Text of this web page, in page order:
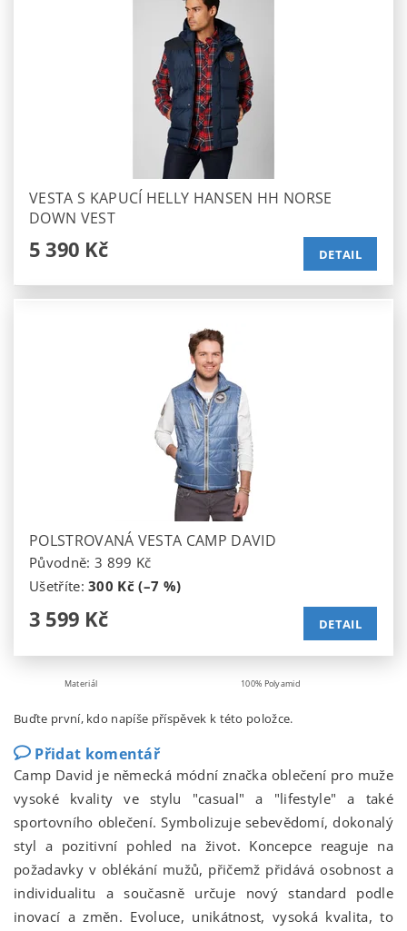
VESTA S KAPUCÍ HELLY HANSEN HH NORSE
DOWN VEST
5 390 Kč DETAIL
POLSTROVANÁ VESTA CAMP DAVID
Původně: 3 899 Kč
Ušetříte:300 Kč (–7 %)
3 599 Kč DETAIL
Materiál 100% Polyamid
Buďte první, kdo napíše příspěvek k této položce.
Přidat komentář
Camp David je německá módní značka oblečení pro muže
vysoké kvality ve stylu "casual" a "lifestyle" a také
sportovního oblečení. Symbolizuje sebevědomí, dokonalý
styl a pozitivní pohled na život. Koncepce reaguje na
požadavky v oblékání mužů, přičemž přidává osobnost a
individualitu a současně určuje nový standard podle
inovací a změn. Evoluce, unikátnost, vysoká kvalita, to